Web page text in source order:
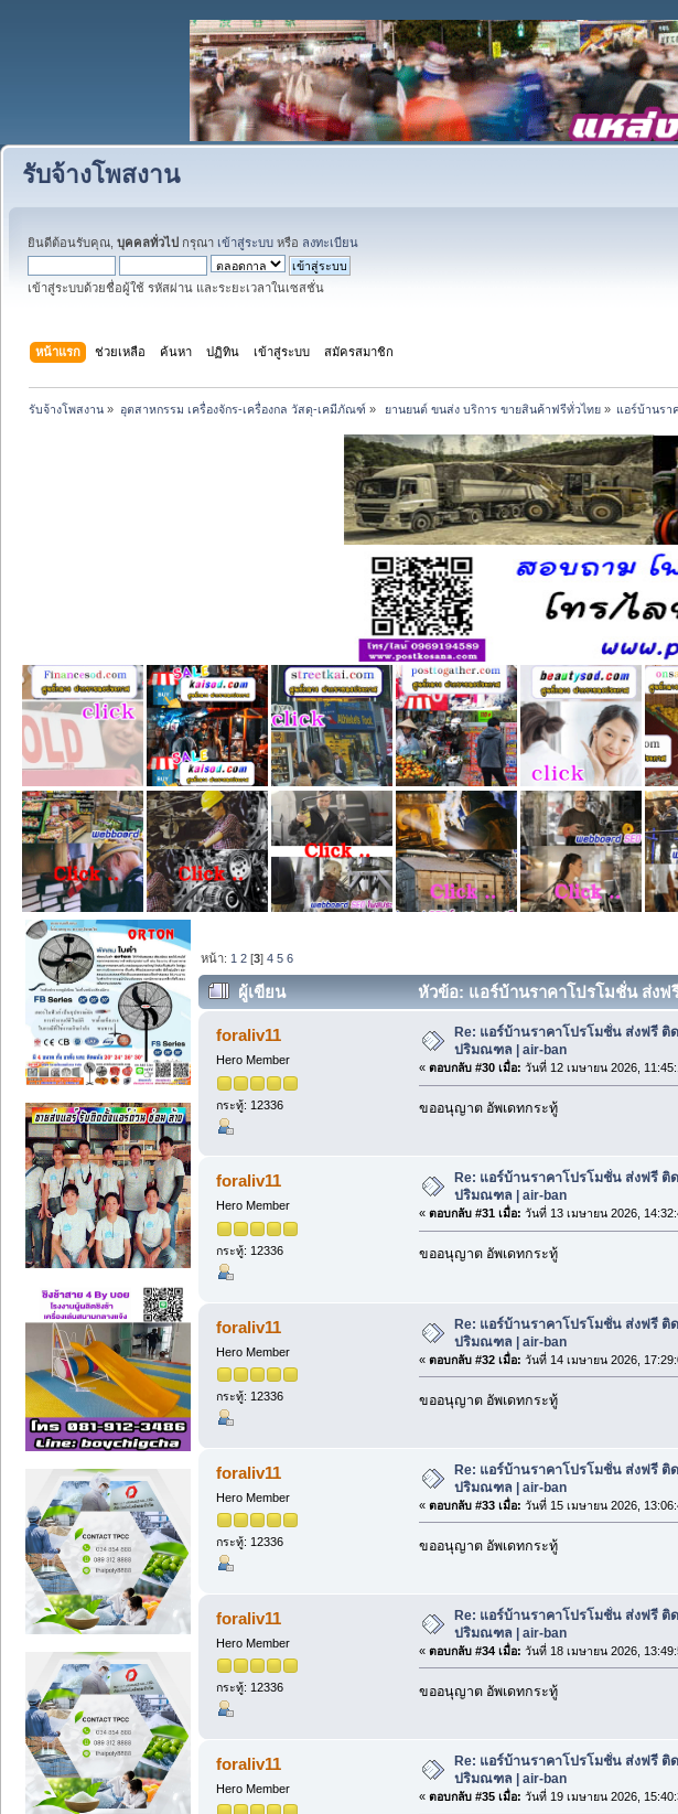
รับจ้างโพสงาน
ยินดีต้อนรับคุณ, บุคคลทั่วไป กรุณา เข้าสู่ระบบ หรือ ลงทะเบียน
เข้าสู่ระบบด้วยชื่อผู้ใช้ รหัสผ่าน และระยะเวลาในเซสชั่น
หน้าแรก ช่วยเหลือ ค้นหา ปฏิทิน เข้าสู่ระบบ สมัครสมาชิก
รับจ้างโพสงาน » อุตสาหกรรม เครื่องจักร-เครื่องกล วัสดุ-เคมีภัณฑ์ » ยานยนต์ ขนส่ง บริการ ขายสินค้าฟรีทั่วไทย» แอร์บ้านรา
หน้า: 1 2 [3]4 5 6
ผู้เขียน หัวข้อ: แอร์บ้านราคาโปรโมชั่น ส่ง
foraliv11
Hero Member
กระทู้: 12336
Re: แอร์บ้านราคาโปรโมชั่น ส่งฟรี ติ
ปริมณฑล | air-ban
« ตอบกลับ #30 เมื่อ: วันที่ 12 เมษายน 2026,
ขออนุญาต อัพเดทกระทู้
foraliv11
Hero Member
กระทู้: 12336
Re: แอร์บ้านราคาโปรโมชั่น ส่งฟรี ติ
ปริมณฑล | air-ban
« ตอบกลับ #31 เมื่อ: วันที่ 13 เมษายน 2026,
ขออนุญาต อัพเดทกระทู้
foraliv11
Hero Member
กระทู้: 12336
Re: แอร์บ้านราคาโปรโมชั่น ส่งฟรี ติ
ปริมณฑล | air-ban
« ตอบกลับ #32 เมื่อ: วันที่ 14 เมษายน 2026,
ขออนุญาต อัพเดทกระทู้
foraliv11
Hero Member
กระทู้: 12336
Re: แอร์บ้านราคาโปรโมชั่น ส่งฟรี ติ
ปริมณฑล | air-ban
« ตอบกลับ #33 เมื่อ: วันที่ 15 เมษายน 2026,
ขออนุญาต อัพเดทกระทู้
foraliv11
Hero Member
กระทู้: 12336
Re: แอร์บ้านราคาโปรโมชั่น ส่งฟรี ติ
ปริมณฑล | air-ban
« ตอบกลับ #34 เมื่อ: วันที่ 18 เมษายน 2026,
ขออนุญาต อัพเดทกระทู้
foraliv11
Hero Member
Re: แอร์บ้านราคาโปรโมชั่น ส่งฟรี ติ
ปริมณฑล | air-ban
« ตอบกลับ #35 เมื่อ: วันที่ 19 เมษายน 2026,